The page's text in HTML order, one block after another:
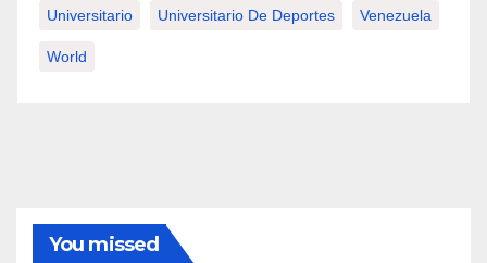
Universitario Universitario De Deportes Venezuela
World
You missed